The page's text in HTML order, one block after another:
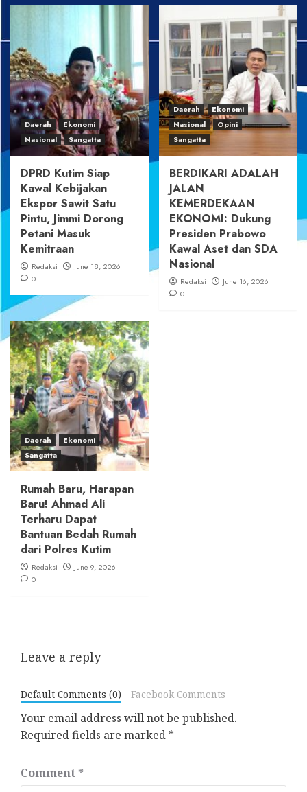
Daerah
Ekonomi
Nasional
Sangatta
DPRD Kutim Siap
Kawal Kebijakan
Ekspor Sawit Satu
Pintu, Jimmi Dorong
Petani Masuk
Kemitraan
Redaksi
June 18, 2026
0
Daerah
Ekonomi
Nasional
Opini
Sangatta
BERDIKARI ADALAH
JALAN
KEMERDEKAAN
EKONOMI: Dukung
Presiden Prabowo
Kawal Aset dan SDA
Nasional
Redaksi
June 16, 2026
0
Daerah
Ekonomi
Sangatta
Rumah Baru, Harapan
Baru! Ahmad Ali
Terharu Dapat
Bantuan Bedah Rumah
dari Polres Kutim
Redaksi
June 9, 2026
0
Leave a reply
Default Comments (0) Facebook Comments
Your email address will not be published.
Required fields are marked *
Comment *